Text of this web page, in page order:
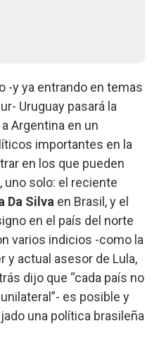
-y ya entrando en temas
Uruguay pasará la
Argentina en un
importantes en la
en los que pueden
uno solo: el reciente
Da Silva en Brasil, y el
en el país del norte
varios indicios -como la
y actual asesor de Lula,
dijo que “cada país no
es posible y
una política brasileña